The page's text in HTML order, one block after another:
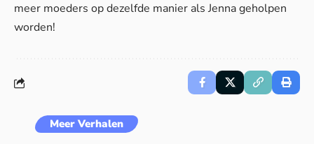
meer moeders op dezelfde manier als Jenna geholpen
worden!
Meer Verhalen